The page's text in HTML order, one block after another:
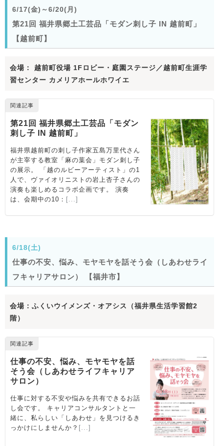
6/17(金)～6/20(月)
第21回 福井県郷土工芸品「モダン刺し子 IN 越前町」
【越前町】
会場： 越前町役場 1Fロビー・庭園ステージ／越前町生涯学
習センター カメリアホールホワイエ
6/18(土)
仕事の不安、悩み、モヤモヤを話そう会（しあわせライ
フキャリアサロン） 【福井市】
会場：ふくいウイメンズ・オアシス（福井県生活学習館2
階）